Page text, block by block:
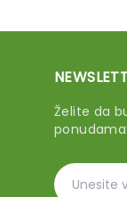
Želite da